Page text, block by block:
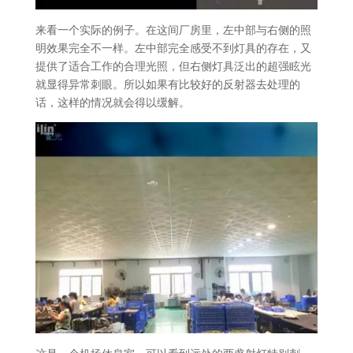
来看一个实际的例子。在这间厂房里，左中部与右侧的照
明效果完全不一样。左中部完全感受不到灯具的存在，又
提供了适合工作的合理光照，但右侧灯具泛出的超强眩光
就显得异常刺眼。所以如果有比较好的反射器去处理的
话，这样的情况就会得以缓解。